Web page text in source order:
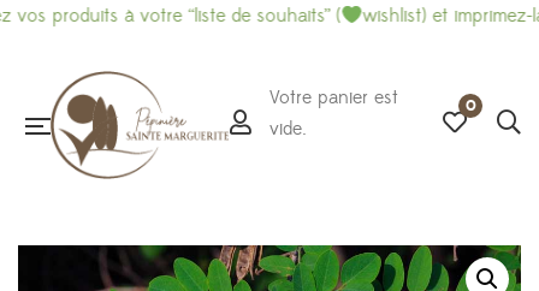
à votre “liste de souhaits” ( wishlist) et imprimez-là pour
Votre panier est
vide.
0